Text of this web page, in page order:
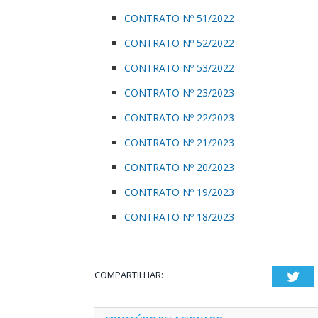
CONTRATO Nº 51/2022
CONTRATO Nº 52/2022
CONTRATO Nº 53/2022
CONTRATO Nº 23/2023
CONTRATO Nº 22/2023
CONTRATO Nº 21/2023
CONTRATO Nº 20/2023
CONTRATO Nº 19/2023
CONTRATO Nº 18/2023
COMPARTILHAR: